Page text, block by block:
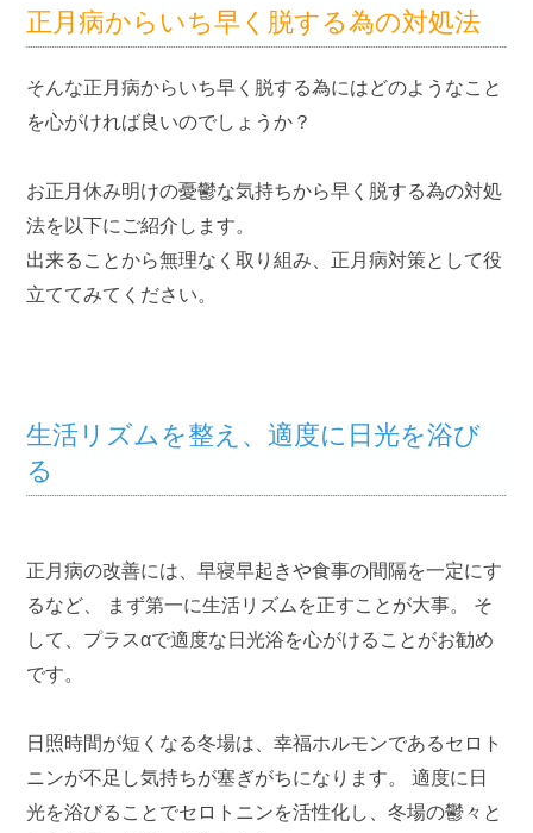
正月病からいち早く脱する為の対処法
そんな正月病からいち早く脱する為にはどのようなこと
を心がければ良いのでしょうか？
お正月休み明けの憂鬱な気持ちから早く脱する為の対処
法を以下にご紹介します。
出来ることから無理なく取り組み、正月病対策として役
立ててみてください。
生活リズムを整え、適度に日光を浴び
る
正月病の改善には、早寝早起きや食事の間隔を一定にす
るなど、 まず第一に生活リズムを正すことが大事。 そ
して、プラスαで適度な日光浴を心がけることがお勧め
です。
日照時間が短くなる冬場は、幸福ホルモンであるセロト
ニンが不足し気持ちが塞ぎがちになります。 適度に日
光を浴びることでセロトニンを活性化し、冬場の鬱々と